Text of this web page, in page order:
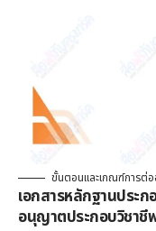
ขั้นตอนและเกณฑ์การต่
เอกสารหลักฐานประ
อนุญาตประกอบวิชาชี